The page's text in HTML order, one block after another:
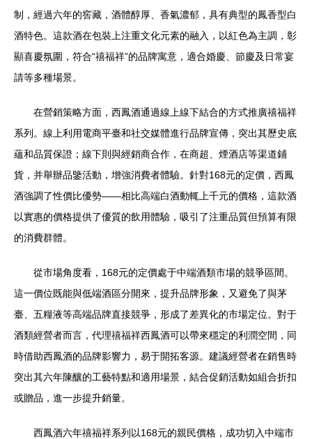
制，經過六年的窖藏，酒體醇厚、香氣濃郁，具有典型的鳳香型白
酒特色。這款酒在包裝上注重文化元素的融入，以紅色為主調，彰
顯喜慶氛圍，符合“禧福祥”的品牌寓意，適合婚慶、節慶及日常宴
請等多種場景。
在營銷策略方面，西鳳酒通過線上線下結合的方式推廣禧福祥
系列。線上利用電商平臺和社交媒體進行品牌宣傳，突出其歷史底
蘊和品質保證；線下則與經銷商合作，在商超、煙酒店等渠道鋪
貨，并舉辦品鑒活動，增強消費者體驗。針對168元的定價，西鳳
酒強調了性價比優勢——相比高端白酒動輒上千元的價格，這款酒
以實惠的價格提供了優質的飲用體驗，吸引了注重品質但預算有限
的消費群體。
從市場角度看，168元的定價處于中端酒類市場的競爭區間。
這一價位既能與低端酒區分開來，提升品牌形象，又避免了與茅
臺、五糧液等高端品牌直接競爭，形成了差異化的市場定位。對于
酒類經營者而言，代理禧福祥西鳳酒可以帶來穩定的利潤空間，同
時借助西鳳酒的品牌影響力，易于開拓客源。建議經營者在銷售時
突出其六年陳釀的工藝特點和適用場景，結合促銷活動如組合折扣
或贈品，進一步提升銷量。
西鳳酒六年禧福祥系列以168元的親民價格，成功切入中端市